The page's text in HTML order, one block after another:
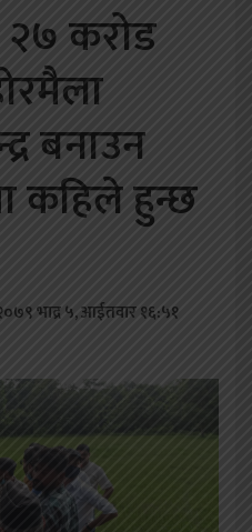
करोड
बनाउन
कहिले हुन्छ
भाद्र ५, आईतवार १६:५१